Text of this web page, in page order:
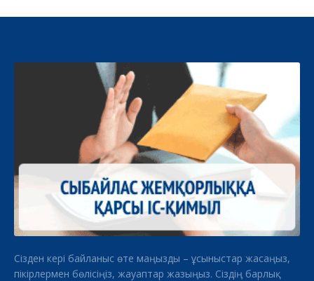
Сізден кері байланыс өте маңызды – ұсыныстар жасаңыз,
пікірлермен бөлісіңіз, жауаптар жазыңыз. Сіздің барлық